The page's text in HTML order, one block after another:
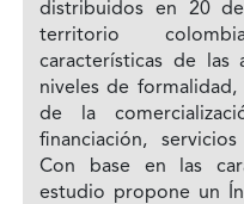
distribuidos en 20
territorio
características de las
niveles de
de la
financiación,
Con base en las
estudio propone un